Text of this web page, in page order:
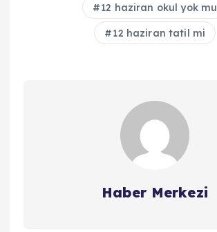
12 haziran okul yok mu
12 haziran tatil mi
Haber Merkezi